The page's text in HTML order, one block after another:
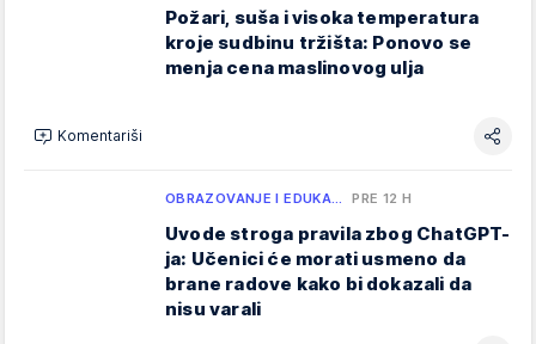
Požari, suša i visoka temperatura
kroje sudbinu tržišta: Ponovo se
menja cena maslinovog ulja
Komentariši
OBRAZOVANJE I EDUKA… PRE 12 H
Uvode stroga pravila zbog ChatGPT-
ja: Učenici će morati usmeno da
brane radove kako bi dokazali da
nisu varali